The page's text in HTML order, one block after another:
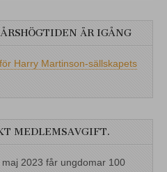
ÄR IGÅNG
Harry Martinson-sällskapets
MEDLEMSAVGIFT.
2023 får ungdomar 100